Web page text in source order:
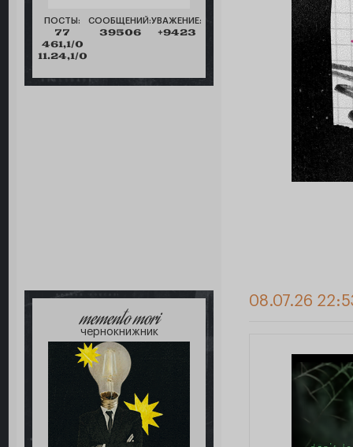
ПОСТЫ:
77
461,1/0
11.24,1/0
СООБЩЕНИЙ:
39506
УВАЖЕНИЕ:
+9423
memento mori
чернокнижник
08.07.26